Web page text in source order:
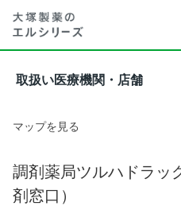
取扱い医療機関・店舗
マップを見る
調剤薬局ツルハドラッ
剤窓口）